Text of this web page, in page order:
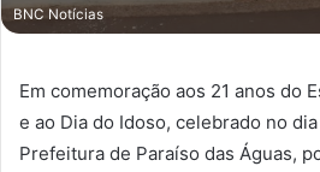
BNC Notícias
Em comemoração aos 21 anos do
e ao Dia do Idoso, celebrado no
Prefeitura de Paraíso das Águas,